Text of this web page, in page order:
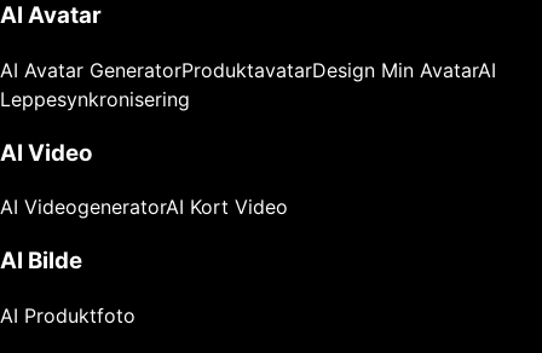
AI Avatar
AI Avatar GeneratorProduktavatarDesign Min AvatarAI
Leppesynkronisering
AI Video
AI VideogeneratorAI Kort Video
AI Bilde
AI Produktfoto